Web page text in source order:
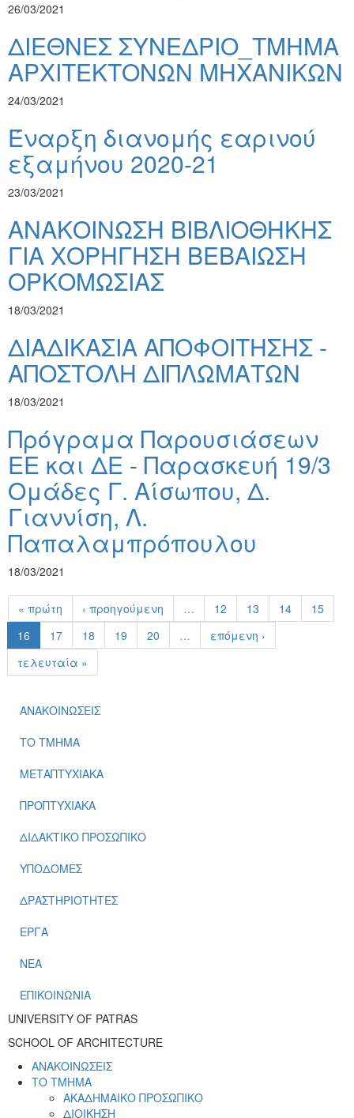
26/03/2021
ΔΙΕΘΝΕΣ ΣΥΝΕΔΡΙΟ_ΤΜΗΜΑ
ΑΡΧΙΤΕΚΤΟΝΩΝ ΜΗΧΑΝΙΚΩΝ
24/03/2021
Έναρξη διανομής εαρινού
εξαμήνου 2020-21
23/03/2021
ΑΝΑΚΟΙΝΩΣΗ ΒΙΒΛΙΟΘΗΚΗΣ
ΓΙΑ ΧΟΡΗΓΗΣΗ ΒΕΒΑΙΩΣΗ
ΟΡΚΟΜΩΣΙΑΣ
18/03/2021
ΔΙΑΔΙΚΑΣΙΑ ΑΠΟΦΟΙΤΗΣΗΣ -
ΑΠΟΣΤΟΛΗ ΔΙΠΛΩΜΑΤΩΝ
18/03/2021
Πρόγραμα Παρουσιάσεων
ΕΕ και ΔΕ - Παρασκευή 19/3
Ομάδες Γ. Αίσωπου, Δ.
Γιαννίση, Λ.
Παπαλαμπρόπουλου
18/03/2021
« πρώτη ‹ προηγούμενη … 12 13 14
15
16
17 18 19 20 …
επόμενη ›
τελευταία »
ΑΝΑΚΟΙΝΩΣΕΙΣ
ΤΟ ΤΜΗΜΑ
ΜΕΤΑΠΤΥΧΙΑΚΑ
ΠΡΟΠΤΥΧΙΑΚΑ
ΔΙΔΑΚΤΙΚΟ ΠΡΟΣΩΠΙΚΟ
ΥΠΟΔΟΜΕΣ
ΔΡΑΣΤΗΡΙΟΤΗΤΕΣ
ΕΡΓΑ
ΝΕΑ
ΕΠΙΚΟΙΝΩΝΙΑ
UNIVERSITY OF PATRAS
SCHOOL OF ARCHITECTURE
ΑΝΑΚΟΙΝΩΣΕΙΣ
ΤΟ ΤΜΗΜΑ
ΑΚΑΔΗΜΑΙΚΟ ΠΡΟΣΩΠΙΚΟ
ΔΙΟΙΚΗΣΗ